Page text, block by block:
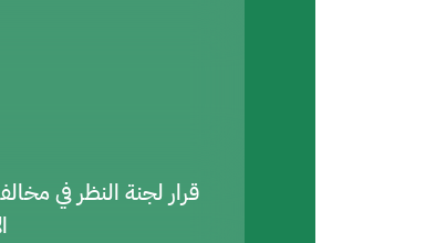
قرار لجنة النظر في